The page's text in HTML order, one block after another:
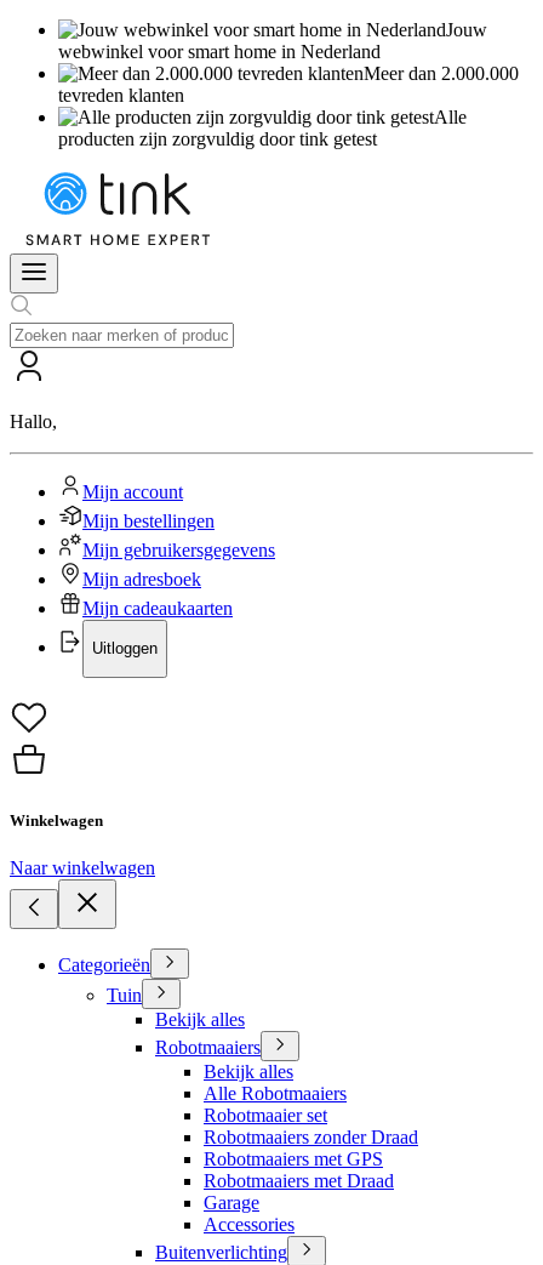
Jouw
webwinkel voor smart home in Nederland
Meer dan 2.000.000
tevreden klanten
Alle
producten zijn zorgvuldig door tink getest
Hallo,
Mijn account
Mijn bestellingen
Mijn gebruikersgegevens
Mijn adresboek
Mijn cadeaukaarten
Uitloggen
Winkelwagen
Naar winkelwagen
Categorieën
Tuin
Bekijk alles
Robotmaaiers
Bekijk alles
Alle Robotmaaiers
Robotmaaier set
Robotmaaiers zonder Draad
Robotmaaiers met GPS
Robotmaaiers met Draad
Garage
Accessories
Buitenverlichting